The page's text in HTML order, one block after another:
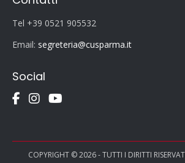
Tel +39 0521 905532
Email: segreteria@cusparma.it
Social
COPYRIGHT © 2026 - TUTTI I DIRITTI